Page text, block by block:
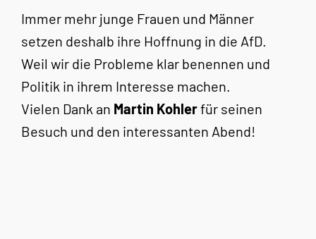
Immer mehr junge Frauen und Männer
setzen deshalb ihre Hoffnung in die AfD.
Weil wir die Probleme klar benennen und
Politik in ihrem Interesse machen.
Vielen Dank an Martin Kohlerfür seinen
Besuch und den interessanten Abend!